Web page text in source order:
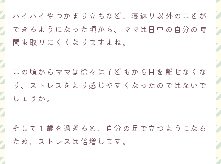
ハイハイやつかまり立ちなど、寝返り以外のことが
できるようになった頃から、ママは日中の自分の時
間も取りにくくなりますよね。
この頃からママは徐々に子どもから目を離せなくな
り、ストレスをより感じやすくなったのではないで
しょうか。
そして１歳を過ぎると、自分の足で立つようになる
ため、ストレスは倍増します。